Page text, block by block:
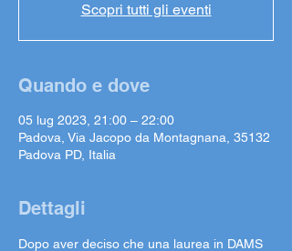
Scopri tutti gli eventi
Quando e dove
05 lug 2023, 21:00 – 22:00
Padova, Via Jacopo da Montagnana, 35132
Padova PD, Italia
Dettagli
Dopo aver deciso che una laurea in DAMS